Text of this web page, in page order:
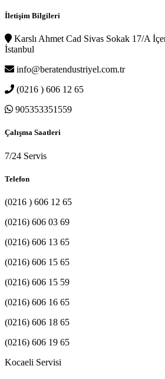
İletişim Bilgileri
Karslı Ahmet Cad Sivas Sokak 17/A
İstanbul
info@beratendustriyel.com.tr
(0216 ) 606 12 65
905353351559
Çalışma Saatleri
7/24 Servis
Telefon
(0216 ) 606 12 65
(0216) 606 03 69
(0216) 606 13 65
(0216) 606 15 65
(0216) 606 15 59
(0216) 606 16 65
(0216) 606 18 65
(0216) 606 19 65
Kocaeli Servisi